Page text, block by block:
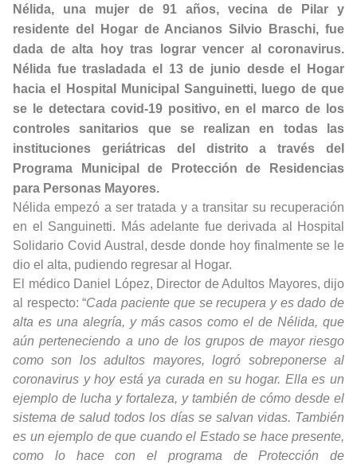
Nélida, una mujer de 91 años, vecina de Pilar y
residente del Hogar de Ancianos Silvio Braschi, fue
dada de alta hoy tras lograr vencer al coronavirus.
Nélida fue trasladada el 13 de junio desde el Hogar
hacia el Hospital Municipal Sanguinetti, luego de que
se le detectara covid-19 positivo, en el marco de los
controles sanitarios que se realizan en todas las
instituciones geriátricas del distrito a través del
Programa Municipal de Protección de Residencias
para Personas Mayores.
Nélida empezó a ser tratada y a transitar su recuperación
en el Sanguinetti. Más adelante fue derivada al Hospital
Solidario Covid Austral, desde donde hoy finalmente se le
dio el alta, pudiendo regresar al Hogar.
El médico Daniel López, Director de Adultos Mayores, dijo
al respecto: “Cada paciente que se recupera y es dado de
alta es una alegría, y más casos como el de Nélida, que
aún perteneciendo a uno de los grupos de mayor riesgo
como son los adultos mayores, logró sobreponerse al
coronavirus y hoy está ya curada en su hogar. Ella es un
ejemplo de lucha y fortaleza, y también de cómo desde el
sistema de salud todos los días se salvan vidas. También
es un ejemplo de que cuando el Estado se hace presente,
como lo hace con el programa de Protección de